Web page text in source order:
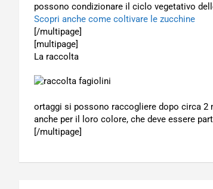
possono condizionare il ciclo vegetativo
Scopri anche come coltivare le zucchine
[/multipage]
[multipage]
La raccolta
ortaggi si possono raccogliere dopo circa
anche per il loro colore, che deve essere
[/multipage]